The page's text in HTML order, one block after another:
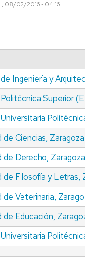
, 08/02/2016 - 04:16
Ingeniería y
Superior
de Ciencias, Zaragoza
de Derecho, Zaragoza
de Filosofía y Letras,
de Veterinaria,
de Educación,